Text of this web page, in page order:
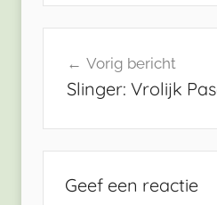
navigatie
Vorig bericht
Slinger: Vrolijk
Geef een reactie